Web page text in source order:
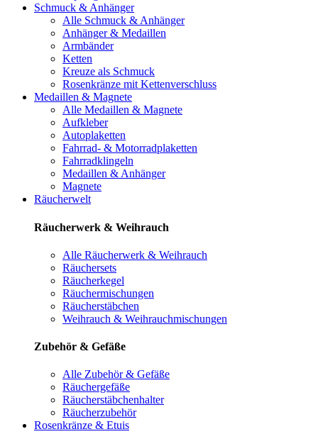
Schmuck & Anhänger
Alle Schmuck & Anhänger
Anhänger & Medaillen
Armbänder
Ketten
Kreuze als Schmuck
Rosenkränze mit Kettenverschluss
Medaillen & Magnete
Alle Medaillen & Magnete
Aufkleber
Autoplaketten
Fahrrad- & Motorradplaketten
Fahrradklingeln
Medaillen & Anhänger
Magnete
Räucherwelt
Räucherwerk & Weihrauch
Alle Räucherwerk & Weihrauch
Räuchersets
Räucherkegel
Räuchermischungen
Räucherstäbchen
Weihrauch & Weihrauchmischungen
Zubehör & Gefäße
Alle Zubehör & Gefäße
Räuchergefäße
Räucherstäbchenhalter
Räucherzubehör
Rosenkränze & Etuis